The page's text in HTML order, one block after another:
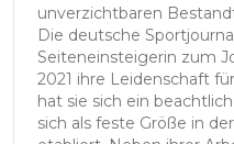
unverzichtbaren
Die deutsche
Seiteneinsteigerin zum
2021 ihre Leidenschaft
hat sie sich ein
sich als feste Größe in